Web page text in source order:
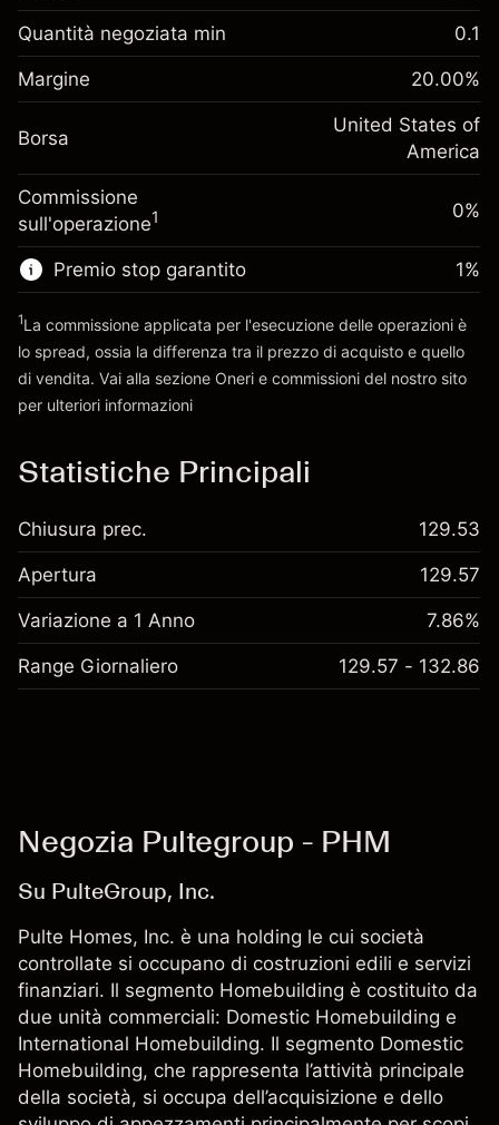
Adeguamento
finanziamento overnight
Oneri per l'intero valore della
posizione
%
(-$1.08)
Dimensione dell'operazione a leva
Denaro da leva ~
Vai alla piattaforma
Margine. Il tuo
investimento
$1,000.00
Oneri per l'intero valore della
posizione
-0.000654
%
Dimensione dell'operazione a leva
~$5,000.00
Denaro da leva ~
Vai alla piattaforma
Quantità negoziata min 0.1
Margine 20.00%
Borsa
United States of
America
Commissione
sull'operazione1 0%
Premio stop garantito 1%
1La commissione applicata per l'esecuzione delle operazioni è
lo spread, ossia la differenza tra il prezzo di acquisto e quello
di vendita. Vai alla sezione Oneri e commissioni del nostro sito
per ulteriori informazioni
Statistiche Principali
Chiusura prec. 129.53
Apertura 129.57
Variazione a 1 Anno 7.86%
Range Giornaliero 129.57 - 132.86
Negozia Pultegroup - PHM
Su PulteGroup, Inc.
Pulte Homes, Inc. è una holding le cui società
controllate si occupano di costruzioni edili e servizi
finanziari. Il segmento Homebuilding è costituito da
due unità commerciali: Domestic Homebuilding e
International Homebuilding. Il segmento Domestic
Homebuilding, che rappresenta l’attività principale
della società, si occupa dell’acquisizione e dello